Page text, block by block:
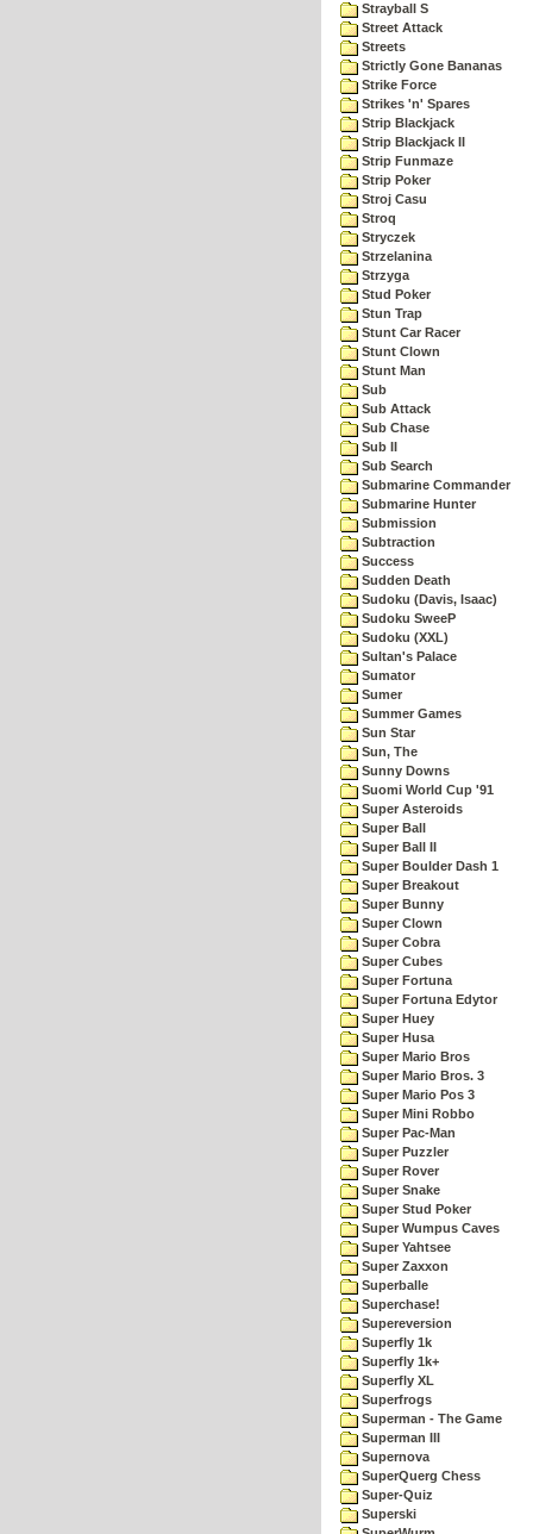
Strayball S
Street Attack
Streets
Strictly Gone Bananas
Strike Force
Strikes 'n' Spares
Strip Blackjack
Strip Blackjack II
Strip Funmaze
Strip Poker
Stroj Casu
Stroq
Stryczek
Strzelanina
Strzyga
Stud Poker
Stun Trap
Stunt Car Racer
Stunt Clown
Stunt Man
Sub
Sub Attack
Sub Chase
Sub II
Sub Search
Submarine Commander
Submarine Hunter
Submission
Subtraction
Success
Sudden Death
Sudoku (Davis, Isaac)
Sudoku SweeP
Sudoku (XXL)
Sultan's Palace
Sumator
Sumer
Summer Games
Sun Star
Sun, The
Sunny Downs
Suomi World Cup '91
Super Asteroids
Super Ball
Super Ball II
Super Boulder Dash 1
Super Breakout
Super Bunny
Super Clown
Super Cobra
Super Cubes
Super Fortuna
Super Fortuna Edytor
Super Huey
Super Husa
Super Mario Bros
Super Mario Bros. 3
Super Mario Pos 3
Super Mini Robbo
Super Pac-Man
Super Puzzler
Super Rover
Super Snake
Super Stud Poker
Super Wumpus Caves
Super Yahtsee
Super Zaxxon
Superballe
Superchase!
Supereversion
Superfly 1k
Superfly 1k+
Superfly XL
Superfrogs
Superman - The Game
Superman III
Supernova
SuperQuerg Chess
Super-Quiz
Superski